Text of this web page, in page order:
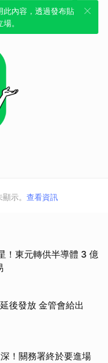
此內容，透過發布貼
。
示。 查看資訊
！東元轉供半導體 3 億
後發放 金管會給出
！關務署終於要進場